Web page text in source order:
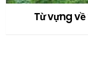
Từ vựng